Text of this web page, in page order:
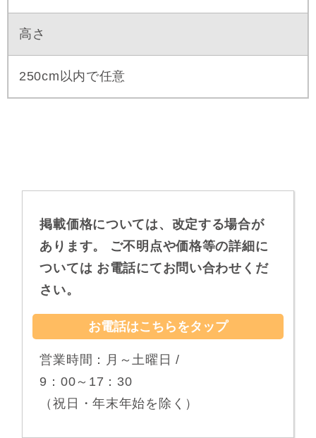
高さ
250cm以内で任意
掲載価格については、改定する場合が
あります。
ご不明点や価格等の詳細に
ついては お電話にてお問い合わせくだ
さい。
お電話はこちらをタップ
営業時間：月～土曜日 /
9：00～17：30
（祝日・年末年始を除く）